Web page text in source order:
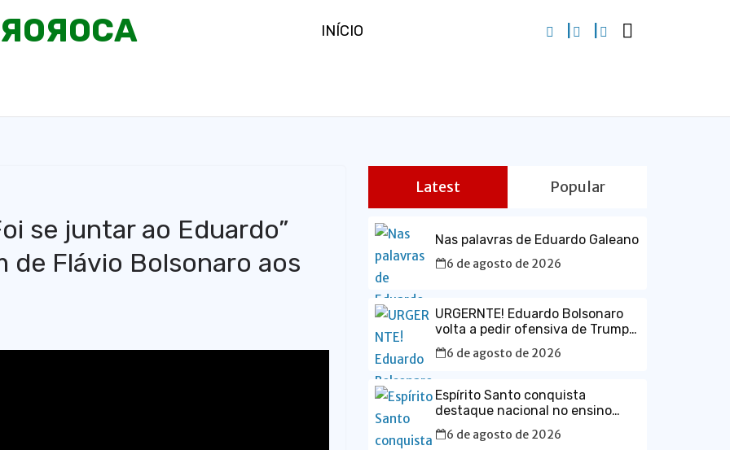
INÍCIO
se juntar ao Eduardo”
de Flávio Bolsonaro aos
Latest Popular
Nas palavras de Eduardo Galeano
6 de agosto de 2026
URGERNTE! Eduardo Bolsonaro
volta a pedir ofensiva de Trump
contra o Brasil e defende prisão
de Lula em vídeo em inglês
6 de agosto de 2026
Espírito Santo conquista
destaque nacional no ensino
médio e mostra que a educação
pública é o caminho para o
6 de agosto de 2026